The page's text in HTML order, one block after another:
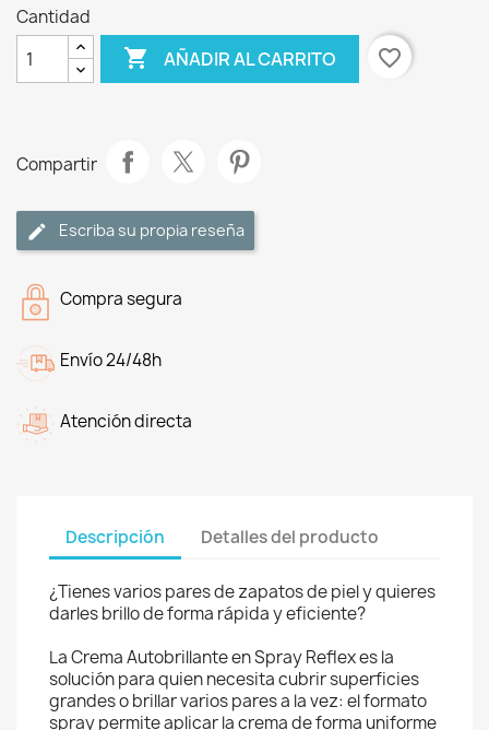
Cantidad
 AÑADIR AL CARRITO favorite_border
Compartir
Escriba su propia reseña
Compra segura
Envío 24/48h
Atención directa
Descripción Detalles del producto
¿Tienes varios pares de zapatos de piel y quieres
darles brillo de forma rápida y eficiente?
La Crema Autobrillante en Spray Reflex es la
solución para quien necesita cubrir superficies
grandes o brillar varios pares a la vez: el formato
spray permite aplicar la crema de forma uniforme